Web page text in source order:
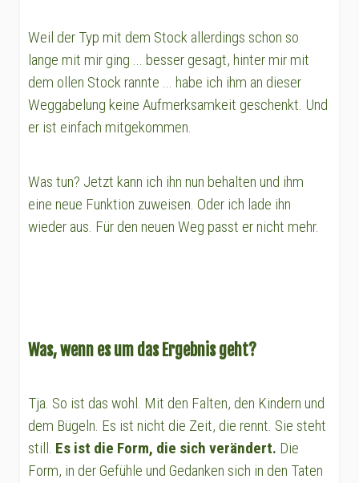
Weil der Typ mit dem Stock allerdings schon so
lange mit mir ging ... besser gesagt, hinter mir mit
dem ollen Stock rannte ... habe ich ihm an dieser
Weggabelung keine Aufmerksamkeit geschenkt. Und
er ist einfach mitgekommen.
Was tun? Jetzt kann ich ihn nun behalten und ihm
eine neue Funktion zuweisen. Oder ich lade ihn
wieder aus. Für den neuen Weg passt er nicht mehr.
Was, wenn es um das Ergebnis geht?
Tja. So ist das wohl. Mit den Falten, den Kindern und
dem Bügeln. Es ist nicht die Zeit, die rennt. Sie steht
still. Es ist die Form, die sich verändert. Die
Form, in der Gefühle und Gedanken sich in den Taten